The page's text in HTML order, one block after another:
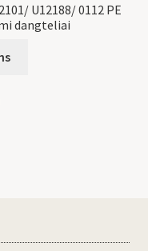
U12188/ 0112 PE
dangteliai